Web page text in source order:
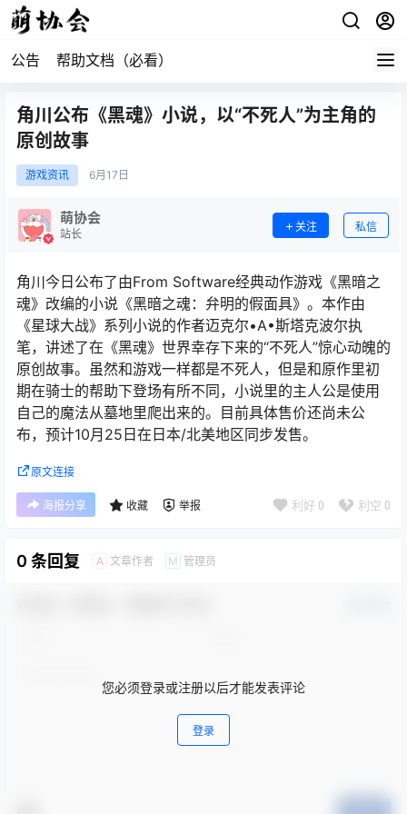
公告 帮助文档（必看）
角川公布《黑魂》小说，以“不死人”为主角的
原创故事
游戏资讯 6月 17日
萌协会
站长
关注 私信
角川今日公布了由From Software经典动作游戏《黑暗之
魂》改编的小说《黑暗之魂：弁明的假面具》。本作由
《星球大战》系列小说的作者迈克尔•A•斯塔克波尔执
笔，讲述了在《黑魂》世界幸存下来的“不死人”惊心动魄的
原创故事。虽然和游戏一样都是不死人，但是和原作里初
期在骑士的帮助下登场有所不同，小说里的主人公是使用
自己的魔法从墓地里爬出来的。目前具体售价还尚未公
布，预计10月25日在日本/北美地区同步发售。
原文连接
海报分享 收藏 举报 利好 0 利空 0
0 条回复 A 文章作者 M 管理员
您必须登录或注册以后才能发表评论
登录